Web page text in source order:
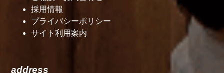
採用情報
プライバシーポリシー
サイト利用案内
address